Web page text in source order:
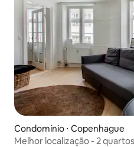
Condomínio ⋅ Copenhague
Melhor localização - 2